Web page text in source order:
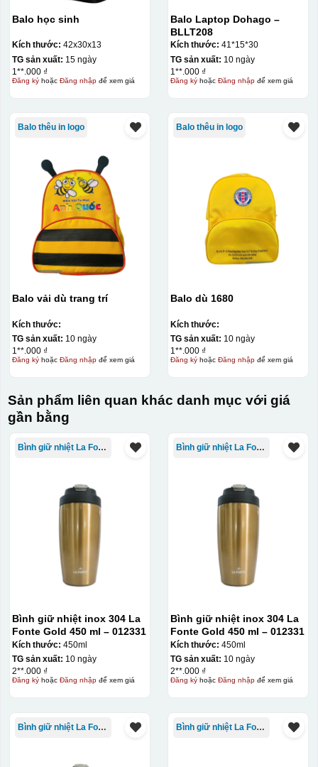
Balo học sinh
Kích thước: 42x30x13
TG sản xuất: 15 ngày
1**.000 ₫
Đăng kýhoặc Đăng nhậpđể xem giá
Balo Laptop Dohago –
BLLT208
Kích thước: 41*15*30
TG sản xuất: 10 ngày
1**.000 ₫
Đăng kýhoặc Đăng nhậpđể xem giá
Balo thêu in logo
Balo vải dù trang trí
Kích thước:
TG sản xuất: 10 ngày
1**.000 ₫
Đăng kýhoặc Đăng nhậpđể xem giá
Balo thêu in logo
Balo dù 1680
Kích thước:
TG sản xuất: 10 ngày
1**.000 ₫
Đăng kýhoặc Đăng nhậpđể xem giá
Sản phẩm liên quan khác danh mục với giá
gần bằng
Bình giữ nhiệt La Fonte
Bình giữ nhiệt inox 304 La
Fonte Gold 450 ml – 012331
Kích thước: 450ml
TG sản xuất: 10 ngày
2**.000 ₫
Đăng kýhoặc Đăng nhậpđể xem giá
Bình giữ nhiệt La Fonte
Bình giữ nhiệt inox 304 La
Fonte Gold 450 ml – 012331
Kích thước: 450ml
TG sản xuất: 10 ngày
2**.000 ₫
Đăng kýhoặc Đăng nhậpđể xem giá
Bình giữ nhiệt La Fonte Bình giữ nhiệt La Fonte